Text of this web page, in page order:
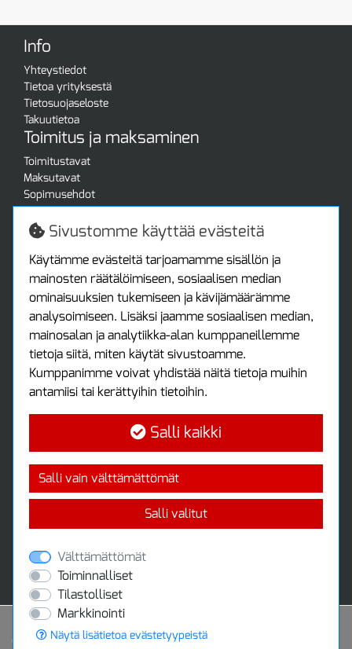
Info
Yhteystiedot
Tietoa yrityksestä
Tietosuojaseloste
Takuutietoa
Toimitus ja maksaminen
Toimitustavat
Maksutavat
Sopimusehdot
Turvallista ostamista
Jälleenmyyjille
Tax free / verovapaa myynti
Asiakastilini
Asiakastili
Luo tili
Kirjaudu sisään
Ota yhteyttä
Protools Oy
Tuottajankatu 13
Uutiskirje
Tilaa maksuton uutiskirjeemme
© 2020 Protools Oy
Sivustomme käyttää evästeitä
Käytämme evästeitä tarjoamamme sisällön ja
mainosten räätälöimiseen, sosiaalisen median
ominaisuuksien tukemiseen ja kävijämäärämme
analysoimiseen. Lisäksi jaamme sosiaalisen median,
mainosalan ja analytiikka-alan kumppaneillemme
tietoja siitä, miten käytät sivustoamme.
Kumppanimme voivat yhdistää näitä tietoja muihin
antamiisi tai kerättyihin tietoihin.
Salli kaikki
Salli vain välttämättömät
Salli valitut
Välttämättömät
Toiminnalliset
Tilastolliset
Markkinointi
Näytä lisätietoa evästetyypeistä